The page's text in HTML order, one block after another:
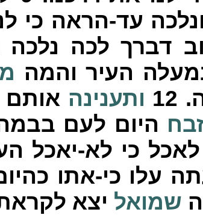
עד-הראה כי
דברך לכה
העיר והמה
12 ותענינה אותם
היום לעם
כי לא-יאכל
עלו כי-אתו
שמואל יצא